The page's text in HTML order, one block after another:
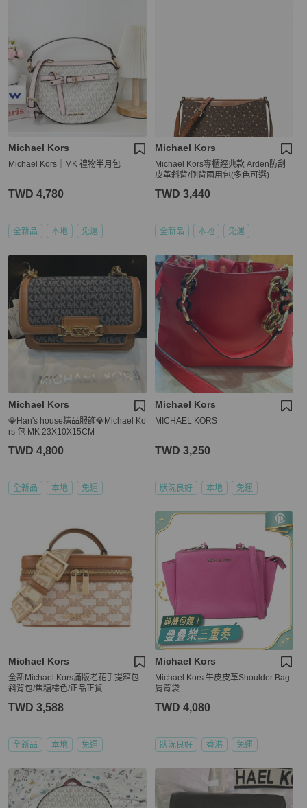
Michael Kors
Michael Kors｜MK 禮物半月包
TWD 4,780
全新品 本地 免運
Michael Kors
Michael Kors專櫃經典款 Arden防刮
皮革斜背/側背兩用包(多色可選)
TWD 3,440
全新品 本地 免運
Michael Kors
💎Han's house精品服飾💎Michael Ko
rs 包 MK 23X10X15CM
TWD 4,800
全新品 本地 免運
Michael Kors
MICHAEL KORS
TWD 3,250
狀況良好 本地 免運
Michael Kors
全新Michael Kors滿版老花手提箱包
斜背包/焦糖棕色/正品正貨
TWD 3,588
全新品 本地 免運
Michael Kors
Michael Kors 牛皮皮革Shoulder Bag
肩背袋
TWD 4,080
狀況良好 香港 免運